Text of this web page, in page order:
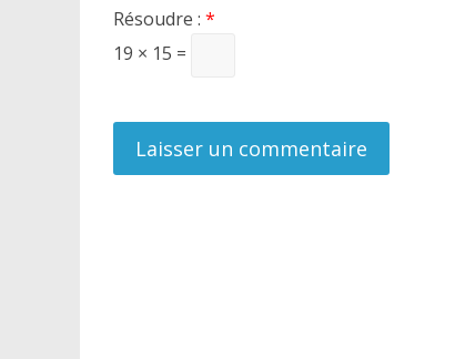
Résoudre : *
19 × 15 =